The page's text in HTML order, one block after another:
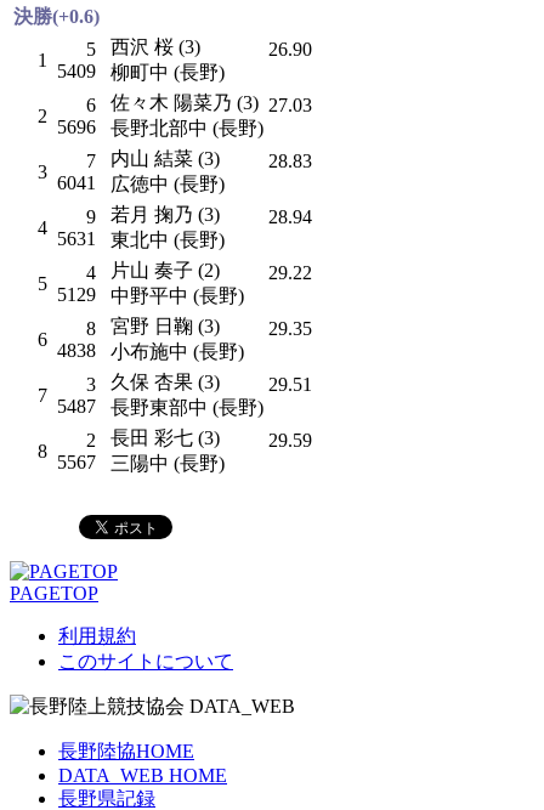
決勝(+0.6)
1
5
5409
西沢 桜 (3)
柳町中 (長野)
26.90
2
6
5696
佐々木 陽菜乃 (3)
長野北部中 (長野)
27.03
3
7
6041
内山 結菜 (3)
広徳中 (長野)
28.83
4
9
5631
若月 掬乃 (3)
東北中 (長野)
28.94
5
4
5129
片山 奏子 (2)
中野平中 (長野)
29.22
6
8
4838
宮野 日鞠 (3)
小布施中 (長野)
29.35
7
3
5487
久保 杏果 (3)
長野東部中 (長野)
29.51
8
2
5567
長田 彩七 (3)
三陽中 (長野)
29.59
PAGETOP
利用規約
このサイトについて
長野陸協HOME
DATA_WEB HOME
長野県記録